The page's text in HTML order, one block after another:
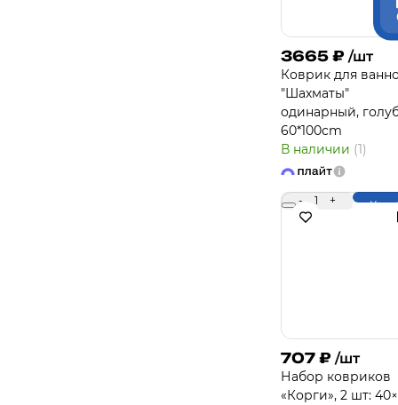
3665 ₽ /шт
Коврик для
"Шахматы"
одинарный,
60*100cm
В наличии (1)
- 1 +
707 ₽ /шт
Набор ковриков
«Корги», 2 шт: